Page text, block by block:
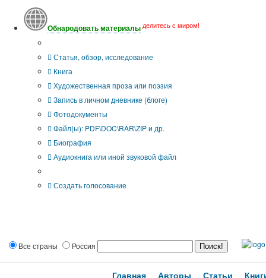
Обнародовать материалы делитесь с миром!
Статья, обзор, исследование
Книга
Художественная проза или поэзия
Запись в личном дневнике (блоге)
Фотодокументы
Файл(ы): PDF\DOC\RAR\ZIP и др.
Биография
Аудиокнига или иной звуковой файл
Создать голосование
Все страны Россия
Главная Авторы Статьи